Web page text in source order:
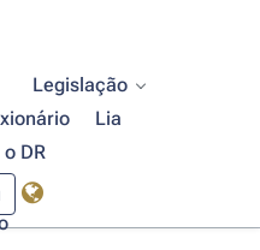
Legislação
Lia
DR